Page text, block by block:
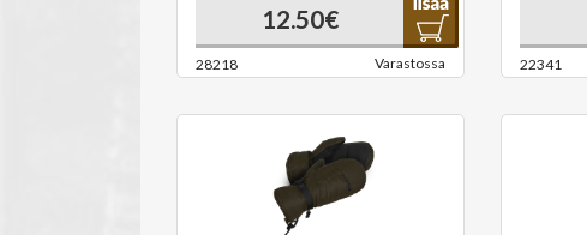
12.50€
28218 Varastossa 22341